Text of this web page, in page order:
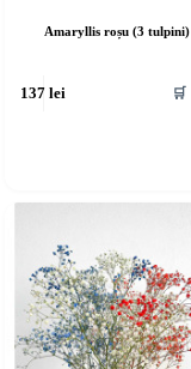
Amaryllis roșu (3 tulpini)
137lei 🛒